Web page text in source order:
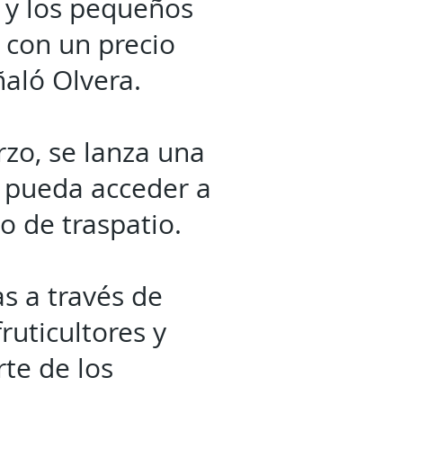
los pequeños
un precio
Olvera.
se lanza una
acceder a
de traspatio.
a través de
y
de los